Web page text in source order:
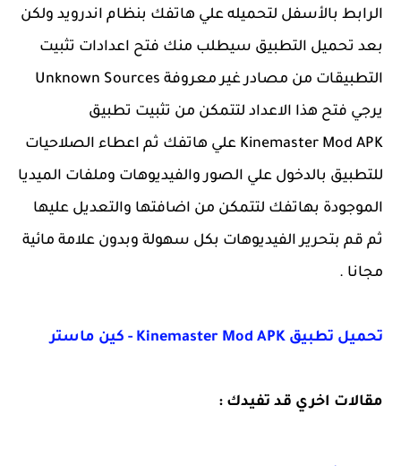
الرابط بالأسفل لتحميله علي هاتفك بنظام اندرويد ولكن
بعد تحميل التطبيق سيطلب منك فتح اعدادات تثبيت
التطبيقات من مصادر غير معروفة Unknown Sources
يرجي فتح هذا الاعداد لتتمكن من تثبيت تطبيق
Kinemaster Mod APK علي هاتفك ثم اعطاء الصلاحيات
للتطبيق بالدخول علي الصور والفيديوهات وملفات الميديا
الموجودة بهاتفك لتتمكن من اضافتها والتعديل عليها
ثم قم بتحرير الفيديوهات بكل سهولة وبدون علامة مائية
مجانا .
تحميل تطبيق Kinemaster Mod APK - كين ماستر
مقالات اخري قد تفيدك :